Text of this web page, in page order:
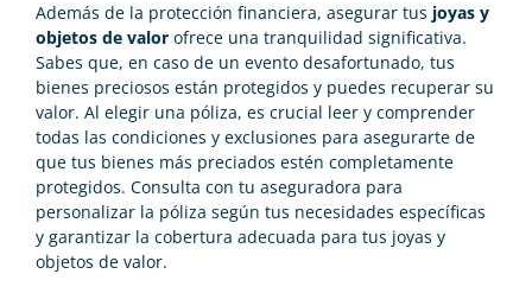
Además de la protección financiera, asegurar tus joyas y
objetos de valor ofrece una tranquilidad significativa.
Sabes que, en caso de un evento desafortunado, tus
bienes preciosos están protegidos y puedes recuperar su
valor. Al elegir una póliza, es crucial leer y comprender
todas las condiciones y exclusiones para asegurarte de
que tus bienes más preciados estén completamente
protegidos. Consulta con tu aseguradora para
personalizar la póliza según tus necesidades específicas
y garantizar la cobertura adecuada para tus joyas y
objetos de valor.